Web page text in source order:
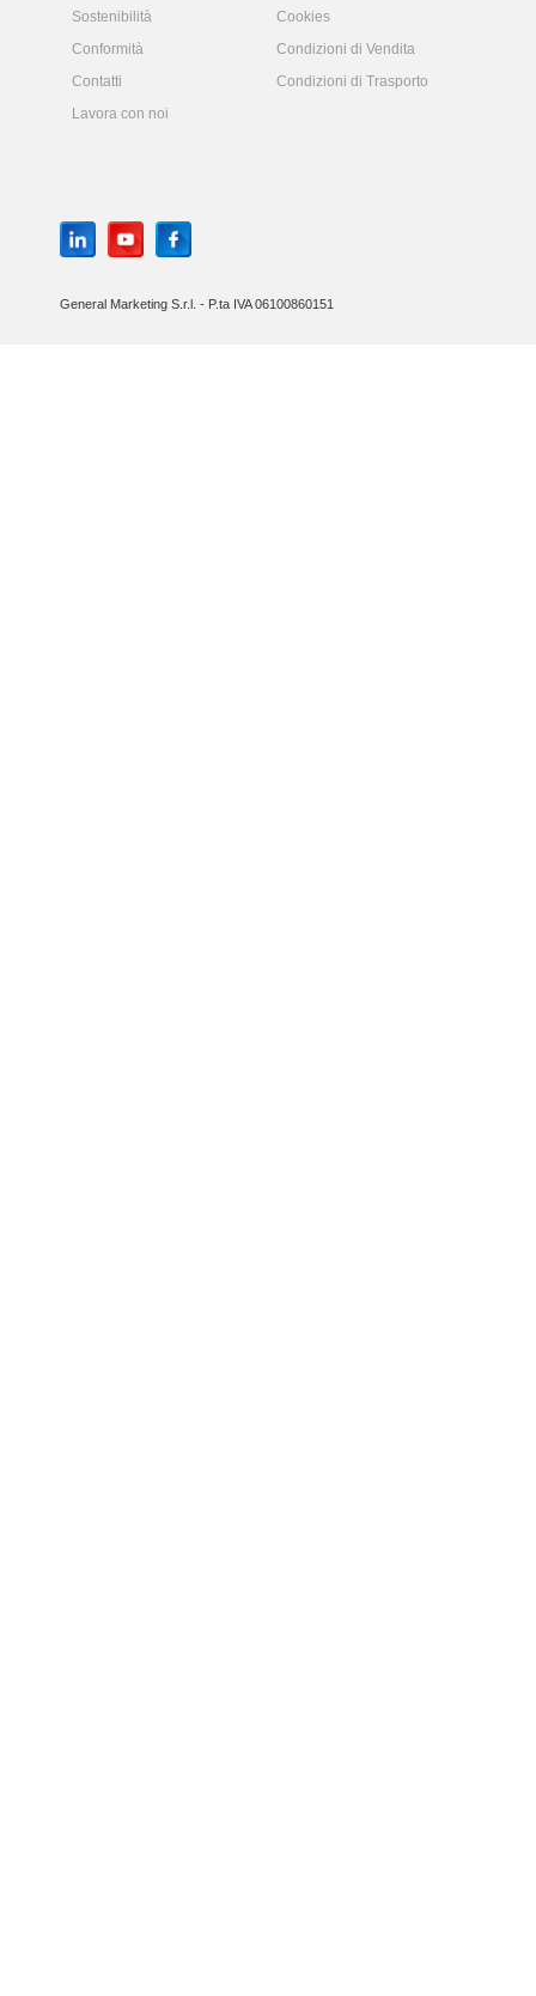
Sostenibilità
Cookies
Conformità
Condizioni di Vendita
Contatti
Condizioni di Trasporto
Lavora con noi
General Marketing S.r.l. - P.ta IVA 06100860151